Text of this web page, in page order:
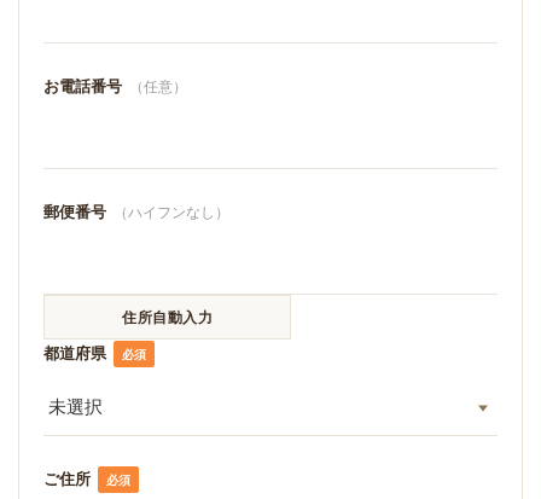
お電話番号 （任意）
郵便番号 （ハイフンなし）
都道府県 必須
ご住所 必須